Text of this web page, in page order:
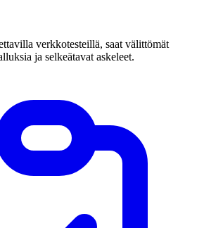
verkkotesteillä, saat välittömät
ja selkeätavat askeleet.